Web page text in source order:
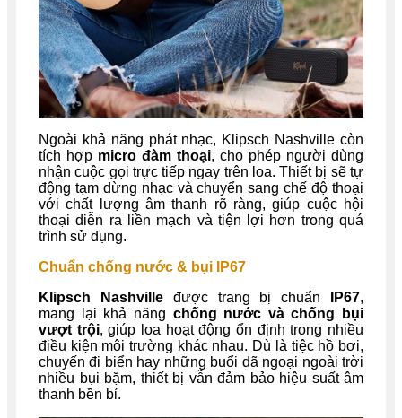
Ngoài khả năng phát nhạc, Klipsch Nashville còn
tích hợp micro đàm thoại, cho phép người dùng
nhận cuộc gọi trực tiếp ngay trên loa. Thiết bị sẽ tự
động tạm dừng nhạc và chuyển sang chế độ thoại
với chất lượng âm thanh rõ ràng, giúp cuộc hội
thoại diễn ra liền mạch và tiện lợi hơn trong quá
trình sử dụng.
Chuẩn chống nước & bụi IP67
Klipsch Nashvilleđược trang bị chuẩn IP67,
mang lại khả năng chống nước và chống bụi
vượt trội, giúp loa hoạt động ổn định trong nhiều
điều kiện môi trường khác nhau. Dù là tiệc hồ bơi,
chuyến đi biển hay những buổi dã ngoại ngoài trời
nhiều bụi bặm, thiết bị vẫn đảm bảo hiệu suất âm
thanh bền bỉ.